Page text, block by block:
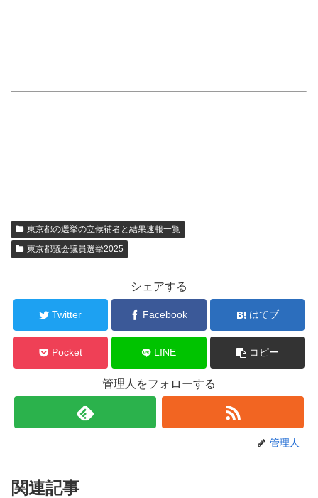
東京都の選挙の立候補者と結果速報一覧
東京都議会議員選挙2025
シェアする
Twitter Facebook はてブ
Pocket LINE コピー
管理人をフォローする
管理人
関連記事